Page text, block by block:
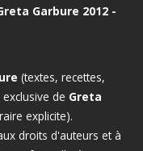
Garbure 2012 -
(textes, recettes,
de Greta
explicite).
droits d'auteurs et à